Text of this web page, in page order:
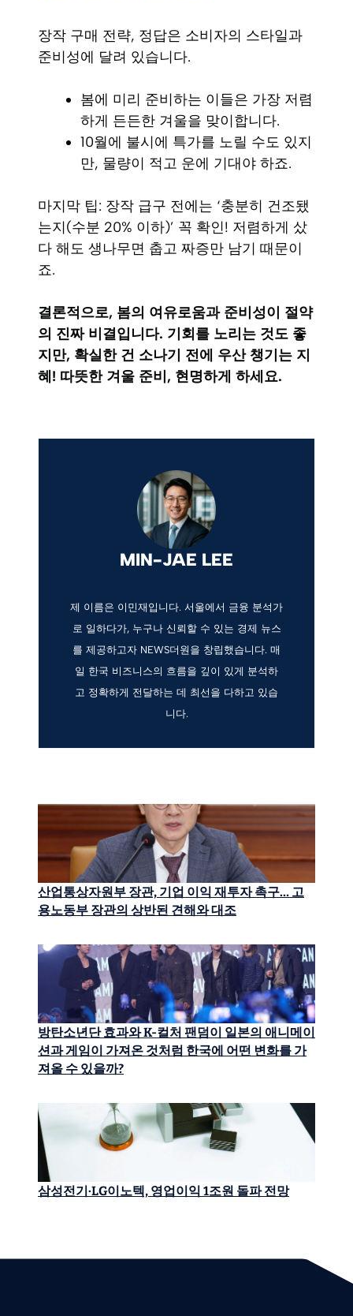
장작 구매 전략, 정답은 소비자의 스타일과
준비성에 달려 있습니다.
봄에 미리 준비하는 이들은 가장 저렴
하게 든든한 겨울을 맞이합니다.
10월에 불시에 특가를 노릴 수도 있지
만, 물량이 적고 운에 기대야 하죠.
마지막 팁: 장작 급구 전에는 ‘충분히 건조됐
는지(수분 20% 이하)’ 꼭 확인! 저렴하게 샀
다 해도 생나무면 춥고 짜증만 남기 때문이
죠.
결론적으로, 봄의 여유로움과 준비성이 절약
의 진짜 비결입니다. 기회를 노리는 것도 좋
지만, 확실한 건 소나기 전에 우산 챙기는 지
혜! 따뜻한 겨울 준비, 현명하게 하세요.
MIN-JAE LEE
제 이름은 이민재입니다. 서울에서 금융 분석가
로 일하다가, 누구나 신뢰할 수 있는 경제 뉴스
를 제공하고자 NEWS더원을 창립했습니다. 매
일 한국 비즈니스의 흐름을 깊이 있게 분석하
고 정확하게 전달하는 데 최선을 다하고 있습
니다.
산업통상자원부 장관, 기업 이익 재투자 촉구… 고
용노동부 장관의 상반된 견해와 대조
방탄소년단 효과와 K-컬처 팬덤이 일본의 애니메이
션과 게임이 가져온 것처럼 한국에 어떤 변화를 가
져올 수 있을까?
삼성전기·LG이노텍, 영업이익 1조원 돌파 전망